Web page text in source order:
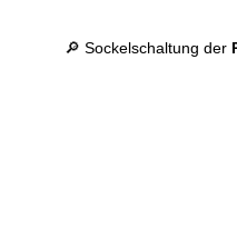
🔎 Sockelschaltung der